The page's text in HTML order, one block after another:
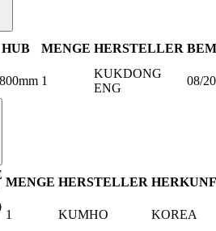
HUB MENGE HERSTELLER
1
KUKDONG
ENG
08/
MENGE HERSTELLER
1 KUMHO KOREA